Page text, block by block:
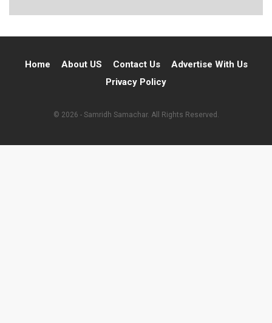
Home About US Contact Us
Advertise With Us
Privacy Policy
© 2026 - Samridh Samachar. All Rights Reserved.